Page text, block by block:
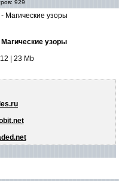
929
узоры
| 23 Mb